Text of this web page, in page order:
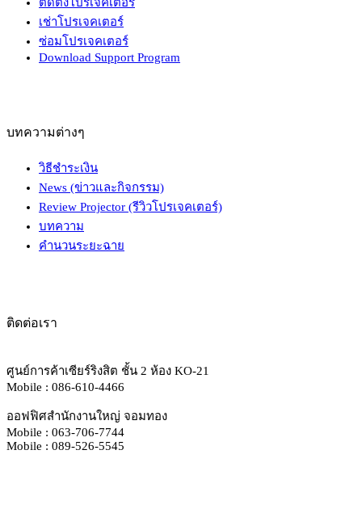
เช่าโปรเจคเตอร์
ซ่อมโปรเจคเตอร์
Download Support Program
บทความต่างๆ
วิธีชำระเงิน
News (ข่าวและกิจกรรม)
Review Projector (รีวิวโปรเจคเตอร์)
บทความ
คำนวนระยะฉาย
ติดต่อเรา
ศูนย์การค้าเซียร์ริงสิต ชั้น 2 ห้อง KO-21
Mobile : 086-610-4466
ออฟฟิศสำนักงานใหญ่ จอมทอง
Mobile : 063-706-7744
Mobile : 089-526-5545